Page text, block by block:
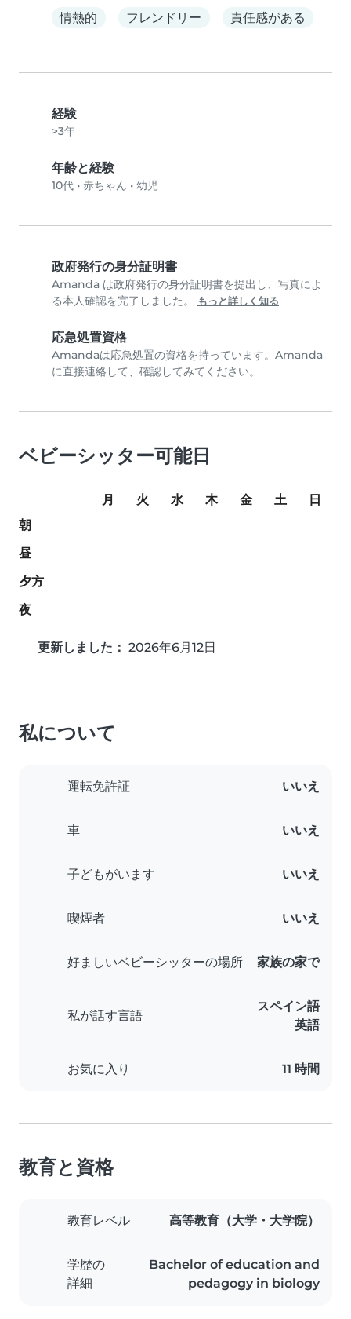
情熱的
フレンドリー 責任感がある
経験
>3年
年齢と経験
10代 • 赤ちゃん • 幼児
政府発行の身分証明書
Amanda は政府発行の身分証明書を提出し、写真によ
る本人確認を完了しました。
もっと詳しく知る
応急処置資格
Amandaは応急処置の資格を持っています。Amanda
に直接連絡して、確認してみてください。
ベビーシッター可能日
月 火 水 木 金 土
日
朝
昼
夕方
夜
更新しました： 2026年6月12日
私について
運転免許証 いいえ
車 いいえ
子どもがいます いいえ
喫煙者 いいえ
好ましいベビーシッターの場所 家族の家で
私が話す言語
スペイン語
英語
お気に入り 11 時間
教育と資格
教育レベル 高等教育（大学・大学院）
学歴の
詳細
Bachelor of education and
pedagogy in biology